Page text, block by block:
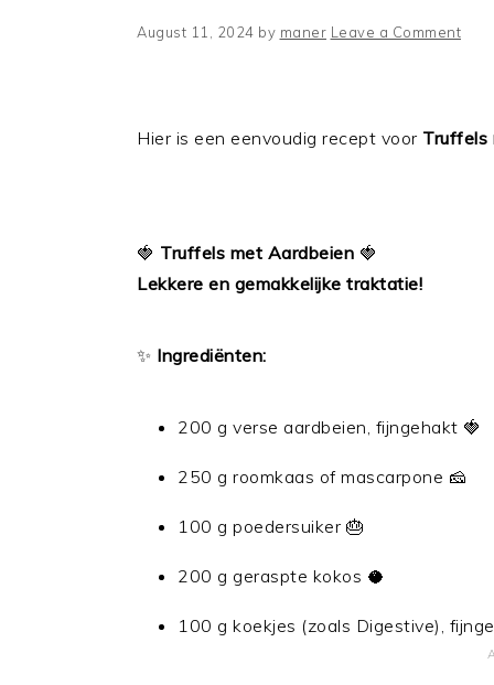
August 11, 2024 by maner Leave a Comment
Hier is een eenvoudig recept voor Truffels
🍓 Truffels met Aardbeien 🍓
Lekkere en gemakkelijke traktatie!
✨ Ingrediënten:
200 g verse aardbeien, fijngehakt 🍓
250 g roomkaas of mascarpone 🧀
100 g poedersuiker 🎂
200 g geraspte kokos 🥥
100 g koekjes (zoals Digestive),